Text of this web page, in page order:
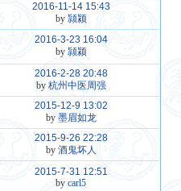
2016-11-14 15:43
by 颕颍
2016-3-23 16:04
by 颕颍
2016-2-28 20:48
by 杭州中医周强
2015-12-9 13:02
by 墨眉如龙
2015-9-26 22:28
by 酒鬼坏人
2015-7-31 12:51
bycarl5